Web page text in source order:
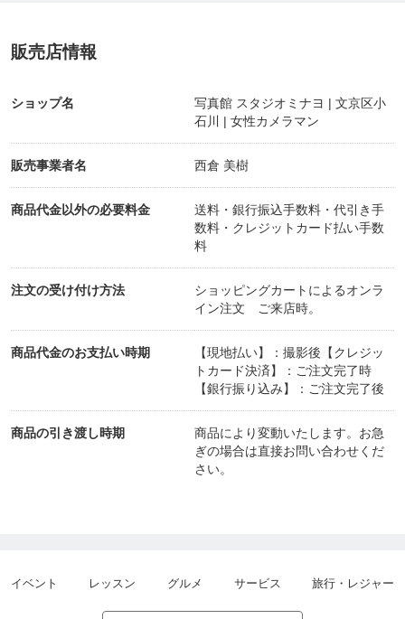
お問い合わせ＆ご予約
━୨୧━・━୨୧━・━୨୧━
◇『LINE：studio MINAYO account』
販売店情報
ショップ名
写真館 スタジオミナヨ | 文京区小
石川 | 女性カメラマン
販売事業者名 西倉 美樹
商品代金以外の必要料金
送料・銀行振込手数料・代引き手
数料・クレジットカード払い手数
料
注文の受け付け方法
ショッピングカートによるオンラ
イン注文 ご来店時。
商品代金のお支払い時期
【現地払い】：撮影後【クレジッ
トカード決済】：ご注文完了時
【銀行振り込み】：ご注文完了後
商品の引き渡し時期
商品により変動いたします。お急
ぎの場合は直接お問い合わせくだ
さい。
イベント レッスン グルメ サービス 旅行・レジャー